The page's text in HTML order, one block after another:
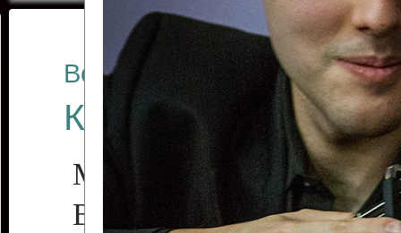
ОТЧЕТЫ ГКЦ
Все отчеты
Концерт Евгения
Музыка вне времени и
В государственном